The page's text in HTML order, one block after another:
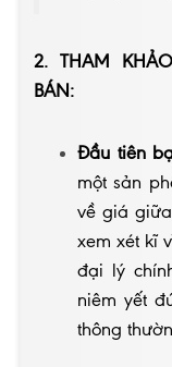
2. THAM
BÁN:
Đầu tiên
một sản
về giá
xem xét kĩ
đại lý
niêm yết
thông